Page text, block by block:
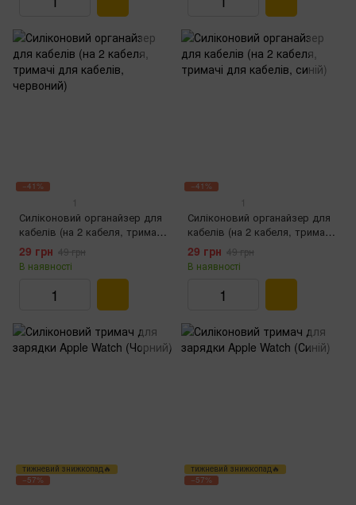
−41%
1
Силіконовий органайзер для
кабелів (на 2 кабеля, тримачі
для кабелів, червоний)
29 грн 49 грн
В наявності
−41%
1
Силіконовий органайзер для
кабелів (на 2 кабеля, тримачі
для кабелів, синій)
29 грн 49 грн
В наявності
тижневий знижкопад🔥
−57%
тижневий знижкопад🔥
−57%